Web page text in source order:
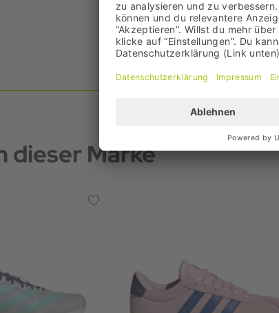
Bestpreis: 49,95 €
UVP: 69,95 €
dieser Marke